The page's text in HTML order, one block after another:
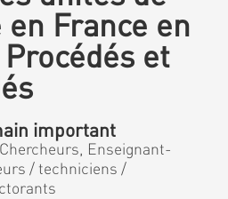
France en
et
important
Enseignant-
/ techniciens /